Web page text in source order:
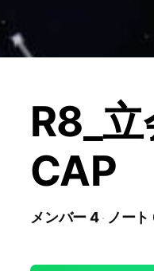
R8_
CAP
メンバー 4 ノート